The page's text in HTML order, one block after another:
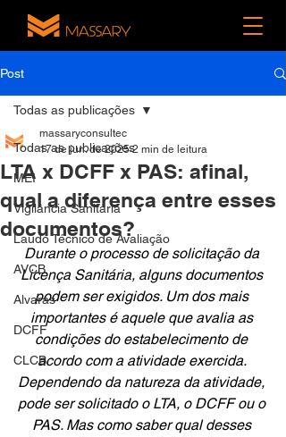
Post
Todas as publicações
MEI
Vigilância Sanitária
Laudo Técnico de Avaliação
AVCB
Alvarás
DCFF
CLCB
Todas as publicações
LTA x DCFF x PAS: afinal,
qual a diferença entre esses
documentos?
massaryconsultec
17 de jun. de 2025 2 min de leitura
Durante o processo de solicitação da
Licença Sanitária, alguns documentos
podem ser exigidos. Um dos mais
importantes é aquele que avalia as
condições do estabelecimento de
acordo com a atividade exercida.
Dependendo da natureza da atividade,
pode ser solicitado o LTA, o DCFF ou o
PAS. Mas como saber qual desses